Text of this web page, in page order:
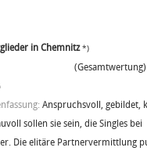
in Chemnitz*)
(Gesamtwertung)
Anspruchsvoll, gebildet,
sollen sie sein, die Singles bei
Die elitäre Partnervermittlung